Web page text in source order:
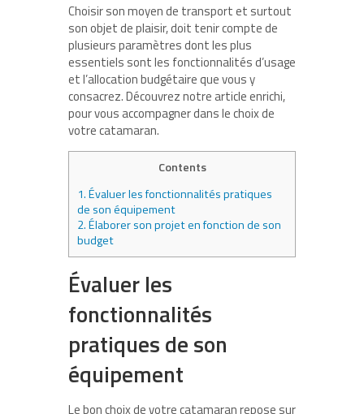
Choisir son moyen de transport et surtout
son objet de plaisir, doit tenir compte de
plusieurs paramètres dont les plus
essentiels sont les fonctionnalités d’usage
et l’allocation budgétaire que vous y
consacrez. Découvrez notre article enrichi,
pour vous accompagner dans le choix de
votre catamaran.
Contents
1.Évaluer les fonctionnalités pratiques
de son équipement
2.Élaborer son projet en fonction de son
budget
Évaluer les
fonctionnalités
pratiques de son
équipement
Le bon choix de votre catamaran repose sur